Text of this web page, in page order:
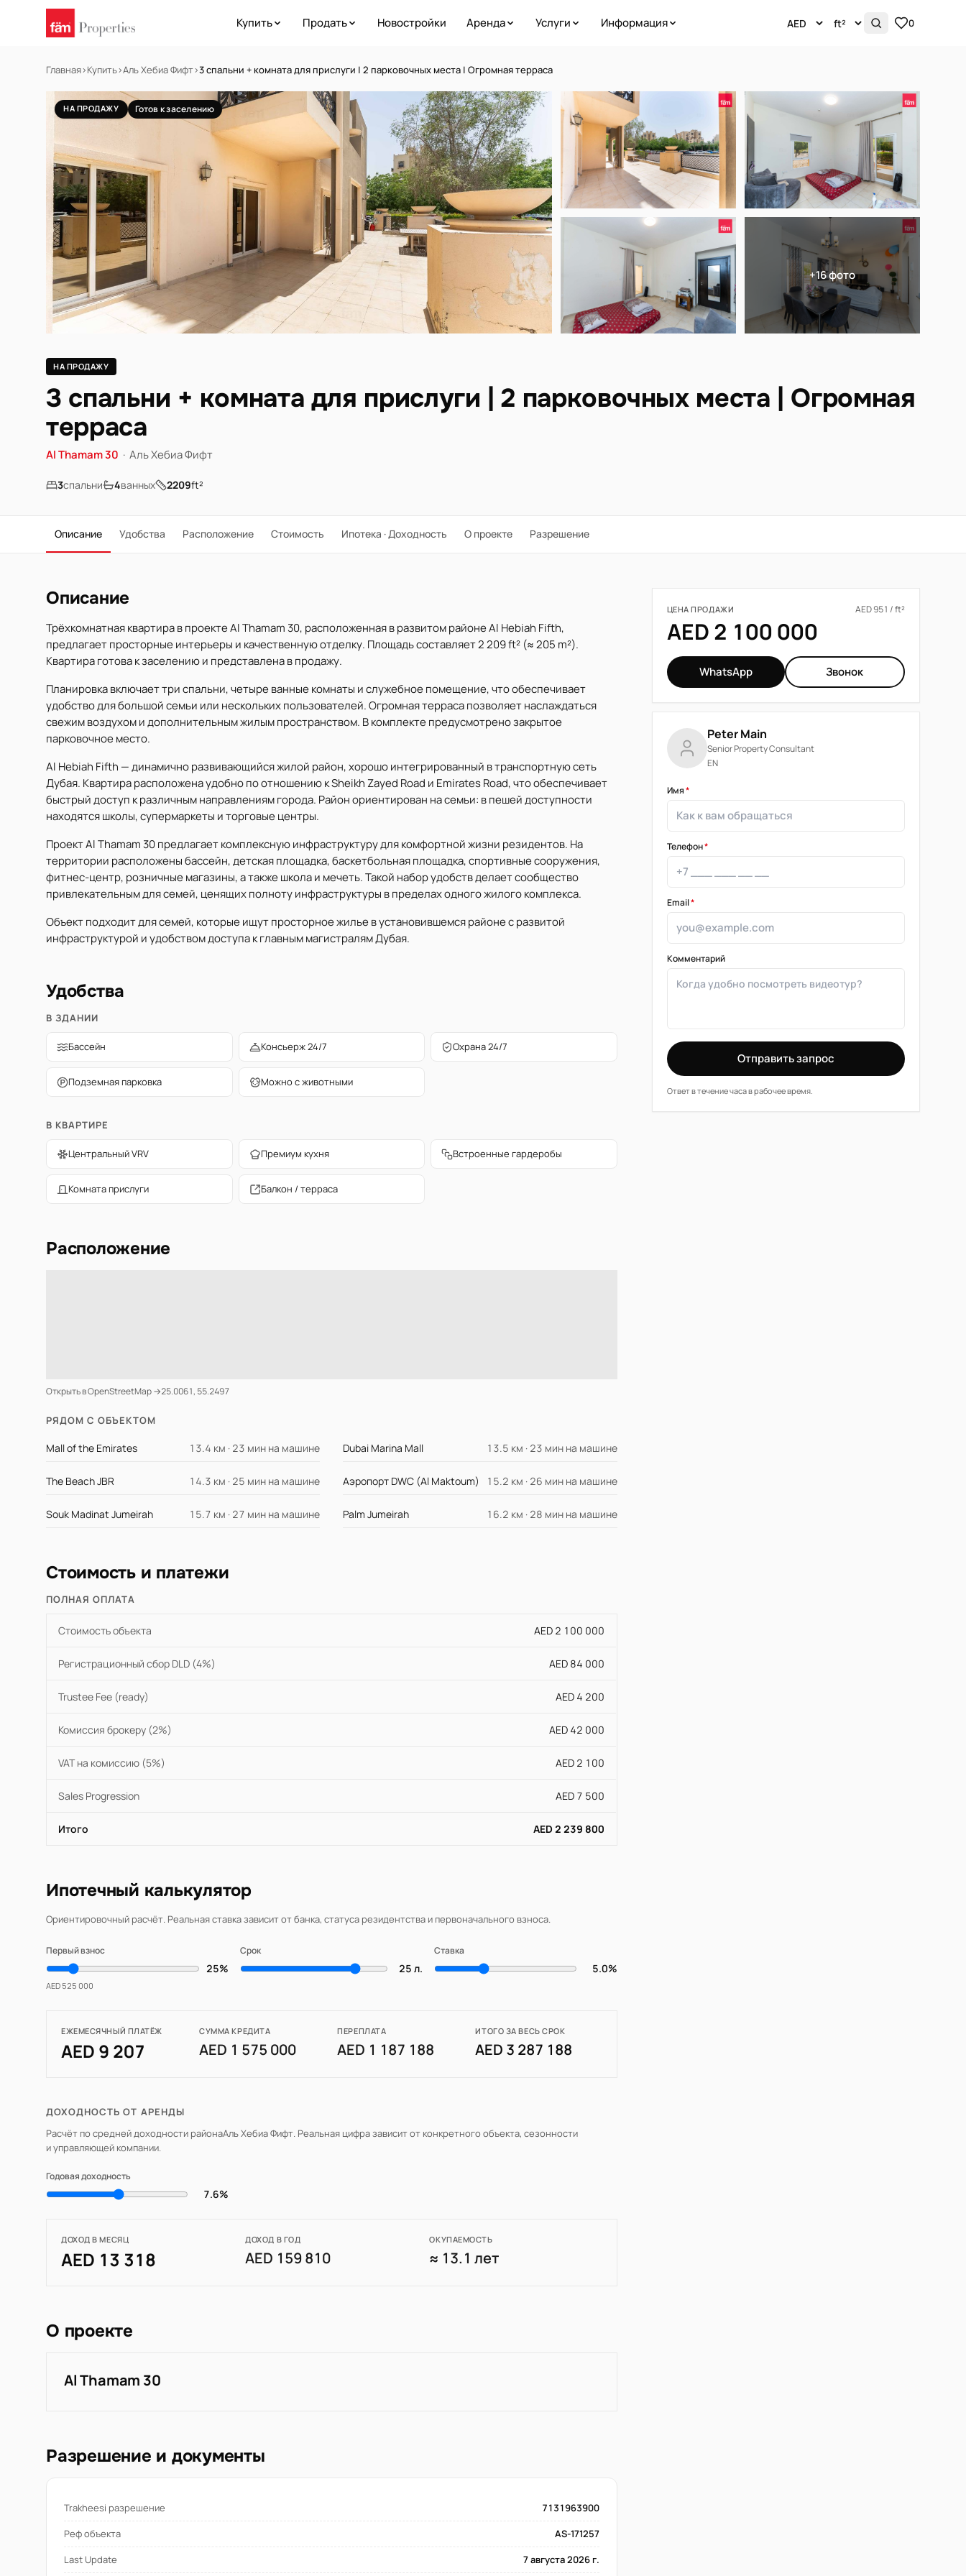
Купить Продать Новостройки Аренда Услуги Информация 0
Главная›Купить›Аль Хебиа Фифт›3 спальни + комната для прислуги | 2 парковочных места | Огромная терраса
НА ПРОДАЖУ Готов к заселению
+16 фото
НА ПРОДАЖУ
3 спальни + комната для прислуги | 2 парковочных места | Огромная
терраса
Al Thamam 30 · Аль Хебиа Фифт
3спальни 4ванных 2209ft²
Описание Удобства Расположение Стоимость Ипотека · Доходность О проекте Разрешение
Описание
Трёхкомнатная квартира в проекте Al Thamam 30, расположенная в развитом районе Al Hebiah Fifth,
предлагает просторные интерьеры и качественную отделку. Площадь составляет 2 209 ft² (≈ 205 m²).
Квартира готова к заселению и представлена в продажу.
Планировка включает три спальни, четыре ванные комнаты и служебное помещение, что обеспечивает
удобство для большой семьи или нескольких пользователей. Огромная терраса позволяет наслаждаться
свежим воздухом и дополнительным жилым пространством. В комплекте предусмотрено закрытое
парковочное место.
Al Hebiah Fifth — динамично развивающийся жилой район, хорошо интегрированный в транспортную сеть
Дубая. Квартира расположена удобно по отношению к Sheikh Zayed Road и Emirates Road, что обеспечивает
быстрый доступ к различным направлениям города. Район ориентирован на семьи: в пешей доступности
находятся школы, супермаркеты и торговые центры.
Проект Al Thamam 30 предлагает комплексную инфраструктуру для комфортной жизни резидентов. На
территории расположены бассейн, детская площадка, баскетбольная площадка, спортивные сооружения,
фитнес-центр, розничные магазины, а также школа и мечеть. Такой набор удобств делает сообщество
привлекательным для семей, ценящих полноту инфраструктуры в пределах одного жилого комплекса.
Объект подходит для семей, которые ищут просторное жилье в установившемся районе с развитой
инфраструктурой и удобством доступа к главным магистралям Дубая.
Удобства
В ЗДАНИИ
Бассейн Консьерж 24/7 Охрана 24/7
Подземная парковка Можно с животными
В КВАРТИРЕ
Центральный VRV Премиум кухня Встроенные гардеробы
Комната прислуги Балкон / терраса
Расположение
Открыть в OpenStreetMap →25.0061, 55.2497
РЯДОМ С ОБЪЕКТОМ
Mall of the Emirates 13.4 км · 23 мин на машине Dubai Marina Mall 13.5 км · 23 мин на машине
The Beach JBR 14.3 км · 25 мин на машине Аэропорт DWC (Al Maktoum) 15.2 км · 26 мин на машине
Souk Madinat Jumeirah 15.7 км · 27 мин на машине Palm Jumeirah 16.2 км · 28 мин на машине
Стоимость и платежи
ПОЛНАЯ ОПЛАТА
Стоимость объекта AED 2 100 000
Регистрационный сбор DLD (4%) AED 84 000
Trustee Fee (ready) AED 4 200
Комиссия брокеру (2%) AED 42 000
VAT на комиссию (5%) AED 2 100
Sales Progression AED 7 500
Итого AED 2 239 800
Ипотечный калькулятор
Ориентировочный расчёт. Реальная ставка зависит от банка, статуса резидентства и первоначального взноса.
Первый взнос
25%
AED 525 000
Срок
25 л.
Ставка
5.0%
ЕЖЕМЕСЯЧНЫЙ ПЛАТЁЖ
AED 9 207
СУММА КРЕДИТА
AED 1 575 000
ПЕРЕПЛАТА
AED 1 187 188
ИТОГО ЗА ВЕСЬ СРОК
AED 3 287 188
ДОХОДНОСТЬ ОТ АРЕНДЫ
Расчёт по средней доходности районаАль Хебиа Фифт. Реальная цифра зависит от конкретного объекта, сезонности
и управляющей компании.
Годовая доходность
7.6%
ДОХОД В МЕСЯЦ
AED 13 318
ДОХОД В ГОД
AED 159 810
ОКУПАЕМОСТЬ
≈ 13.1 лет
О проекте
Al Thamam 30
Разрешение и документы
Trakheesi разрешение
7131963900
Реф объекта
AS-171257
Last Update
7 августа 2026 г.
ЦЕНА ПРОДАЖИ AED 951 / ft²
AED 2 100 000
WhatsApp Звонок
Peter Main
Senior Property Consultant
EN
Имя*
Телефон*
Email*
Комментарий
Отправить запрос
Ответ в течение часа в рабочее время.